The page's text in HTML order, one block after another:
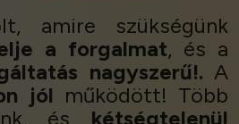
amire szükségünk
a forgalmat, és a
nagyszerű!. A
jól működött! Több
és kétségtelenül